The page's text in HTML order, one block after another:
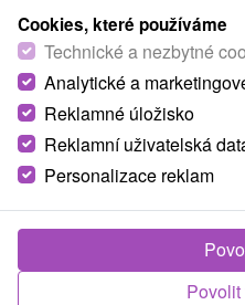
Rybárska chata s
Jablonov nad Turňou
Cookies, které používáme
Technické a nezbytné
Analytické a
Reklamné úložisko
Reklamní uživatelská
Personalizace reklam